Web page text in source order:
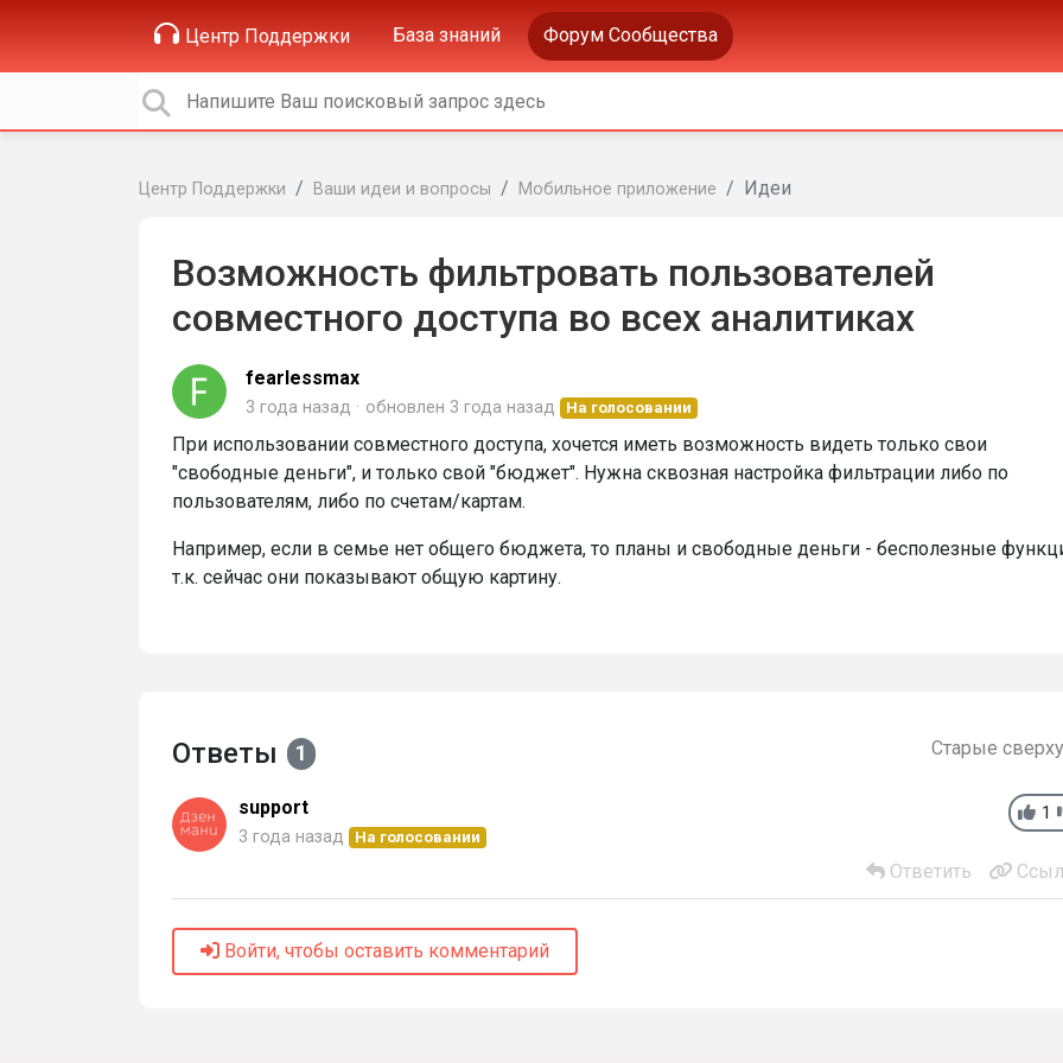
Центр Поддержки База знаний Форум Сообщества
Центр Поддержки Ваши идеи и вопросы Мобильное приложение Идеи
Возможность фильтровать пользователей
совместного доступа во всех аналитиках
fearlessmax
3 года назад обновлен 3 года назад На голосовании
При использовании совместного доступа, хочется иметь возможность видеть только свои
"свободные деньги", и только свой "бюджет". Нужна сквозная настройка фильтрации либо по
пользователям, либо по счетам/картам.
Например, если в семье нет общего бюджета, то планы и свободные деньги - бесполезные
т.к. сейчас они показывают общую картину.
Ответы 1 Старые сверху
1
support
3 года назад На голосовании
Ответить
Войти, чтобы оставить комментарий